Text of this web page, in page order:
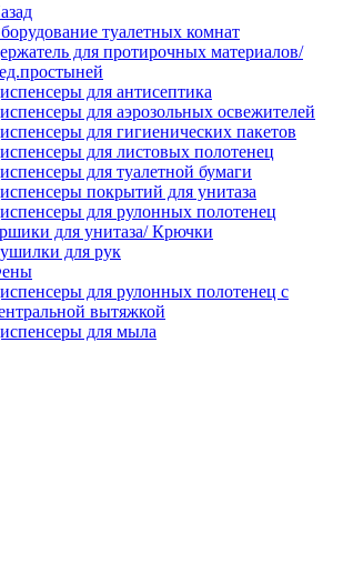
туалетных комнат
для протирочных материалов/
для антисептика
для аэрозольных освежителей
для гигиенических пакетов
для листовых полотенец
для туалетной бумаги
покрытий для унитаза
для рулонных полотенец
для унитаза/ Крючки
для рук
для рулонных полотенец с
вытяжкой
для мыла